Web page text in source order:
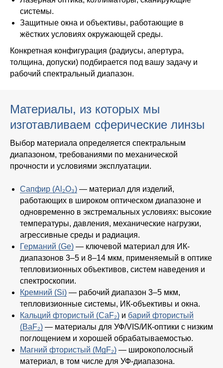
системы.
Защитные окна и объективы, работающие в
жёстких условиях окружающей среды.
Конкретная конфигурация (радиусы, апертура,
толщина, допуски) подбирается под вашу задачу и
рабочий спектральный диапазон.
Материалы, из которых мы
изготавливаем сферические линзы
Выбор материала определяется спектральным
диапазоном, требованиями по механической
прочности и условиями эксплуатации.
Сапфир (Al₂O₃) — материал для изделий,
работающих в широком оптическом диапазоне и
одновременно в экстремальных условиях: высокие
температуры, давления, механические нагрузки,
агрессивные среды и радиация.
Германий (Ge) — ключевой материал для ИК-
диапазонов 3–5 и 8–14 мкм, применяемый в оптике
тепловизионных объективов, систем наведения и
спектроскопии.
Кремний (Si) — рабочий диапазон 3–5 мкм,
тепловизионные системы, ИК-объективы и окна.
Кальций фтористый (CaF₂) и барий фтористый
(BaF₂) — материалы для УФ/VIS/ИК-оптики с низким
поглощением и хорошей обрабатываемостью.
Магний фтористый (MgF₂) — широкополосный
материал, в том числе для УФ-диапазона.